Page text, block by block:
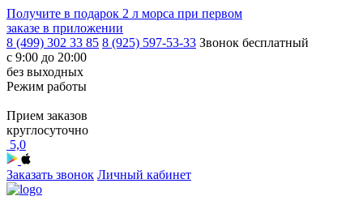
Получите в подарок 2 л морса при первом
заказе в приложении
8 (499) 302 33 85 8 (925) 597-53-33 Звонок бесплатный
с 9:00 до 20:00
без выходных
Режим работы
Прием заказов
круглосуточно
5,0
Заказать звонок Личный кабинет